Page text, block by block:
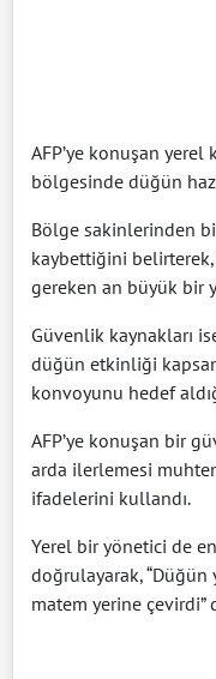
AFP’ye konuşan yerel
bölgesinde düğün
Bölge sakinlerinden
kaybettiğini belirterek,
gereken an büyük bir
Güvenlik kaynakları
düğün etkinliği
konvoyunu hedef
AFP’ye konuşan bir
arda ilerlemesi
ifadelerini kullandı.
Yerel bir yönetici de
doğrulayarak, “Düğün
matem yerine çevirdi”